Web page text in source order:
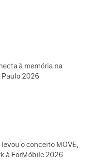
à memória na
Paulo 2026
levou o conceito MOVE,
à ForMóbile 2026